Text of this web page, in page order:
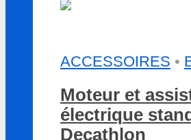
ACCESSOIRES •
Moteur et
électrique
Decathlon